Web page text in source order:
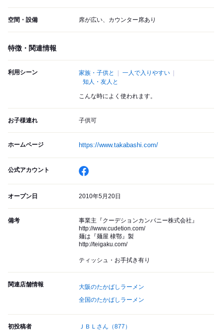
空間・設備 席が広い、カウンター席あり
特徴・関連情報
利用シーン 家族・子供と
一人で入りやすい
知人・友人と
こんな時によく使われます。
お子様連れ 子供可
ホームページ https://www.takabashi.com/
公式アカウント
オープン日 2010年5月20日
備考
事業主『クーデションカンパニー株式会社』
http://www.cudetion.com/
麺は『麺屋 棣鄂』製
http://teigaku.com/
ティッシュ・お手拭き有り
関連店舗情報
大阪のたかばしラーメン
全国のたかばしラーメン
初投稿者 ＪＢＬさん （877）